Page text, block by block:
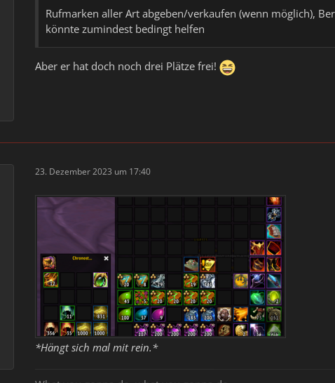
Rufmarken aller Art abgeben/verkaufen (wenn möglich),
könnte zumindest bedingt helfen
Aber er hat doch noch drei Plätze frei!
23. Dezember 2023 um 17:40
*Hängt sich mal mit rein.*